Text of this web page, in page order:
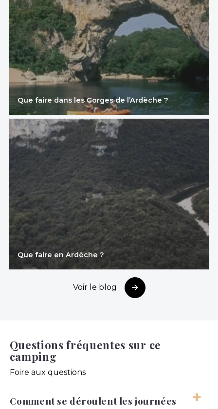
Que faire dans les Gorges de l’Ardèche ?
Que faire en Ardèche ?
Voir le blog
Questions fréquentes sur ce
camping
Foire aux questions
Comment se déroulent les journées